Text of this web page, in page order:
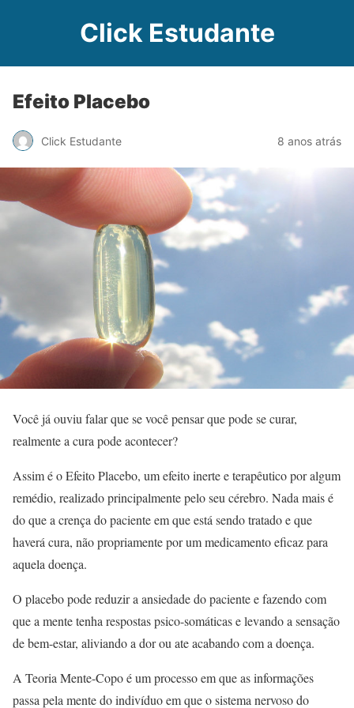
Click Estudante
Efeito Placebo
Click Estudante 8 anos atrás
Você já ouviu falar que se você pensar que pode se curar,
realmente a cura pode acontecer?
Assim é o Efeito Placebo, um efeito inerte e terapêutico por algum
remédio, realizado principalmente pelo seu cérebro. Nada mais é
do que a crença do paciente em que está sendo tratado e que
haverá cura, não propriamente por um medicamento eficaz para
aquela doença.
O placebo pode reduzir a ansiedade do paciente e fazendo com
que a mente tenha respostas psico-somáticas e levando a sensação
de bem-estar, aliviando a dor ou ate acabando com a doença.
A Teoria Mente-Copo é um processo em que as informações
passa pela mente do indivíduo em que o sistema nervoso do